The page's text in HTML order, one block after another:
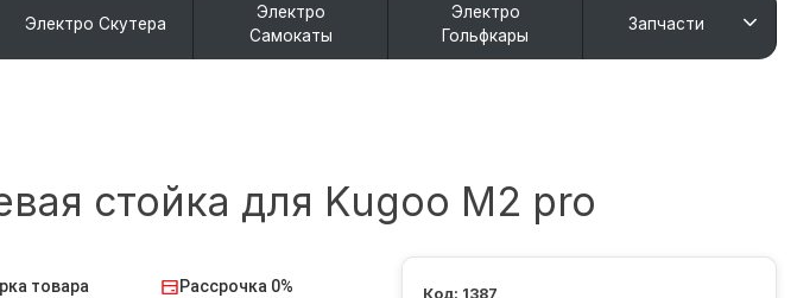
Электро Скутера
Электро
Самокаты
Электро
Гольфкары
Запчасти
стойка для Kugoo M2 pro
товара Рассрочка 0% 1387